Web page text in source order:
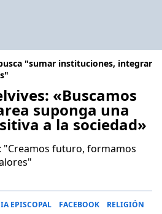
"sumar instituciones, integrar
«Buscamos
suponga una
a la sociedad»
"Creamos futuro, formamos
EPISCOPAL FACEBOOK RELIGIÓN